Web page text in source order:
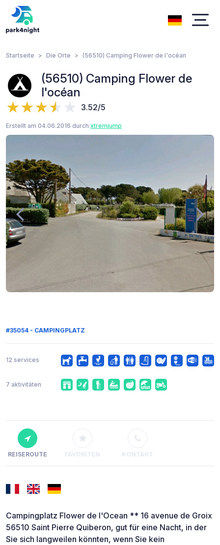
Startseite Die Orte (56510) Camping Flower de l'océan
(56510) Camping Flower de
l'océan
3.52/5
Erstellt am 04.06.2016 durch xtremjump
#35054 - CAMPINGPLATZ
12 services
7 aktivitäten
REISEROUTE FAVORITEN KONTAKT
Campingplatz Flower de l'Ocean ** 16 avenue de Groix
56510 Saint Pierre Quiberon, gut für eine Nacht, in der
Sie sich langweilen könnten, wenn Sie kein